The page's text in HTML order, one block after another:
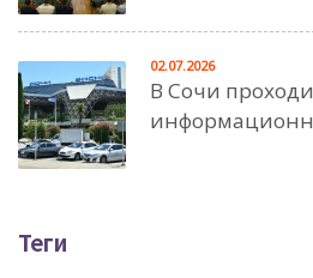
В Сочи
02.07.2026
Теги